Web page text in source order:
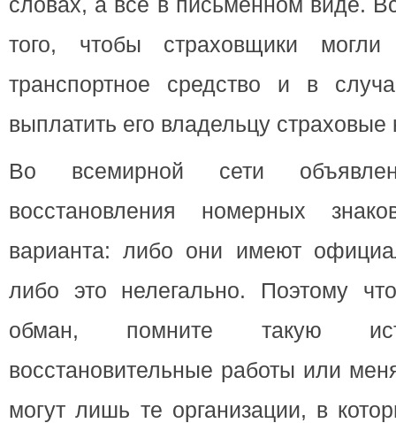
того, чтобы страховщики могли
транспортное средство и в
выплатить его владельцу
Во всемирной сети
восстановления номерных
варианта: либо они имеют
либо это нелегально. Поэтому
обман, помните такую
восстановительные работы или
могут лишь те организации, в